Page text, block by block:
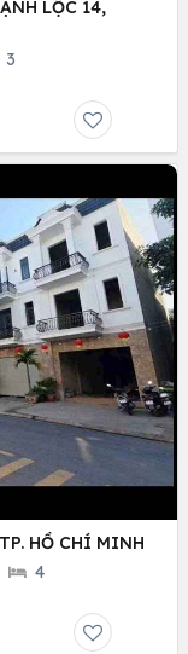
LỘC 14,
3
HỒ CHÍ MINH
4